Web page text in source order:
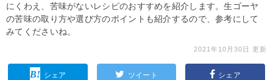
にくわえ、苦味がないレシピのおすすめを紹介します。生ゴーヤ
の苦味の取り方や選び方のポイントも紹介するので、参考にして
みてくださいね。
2021年10月30日 更新
シェア ツイート シェア